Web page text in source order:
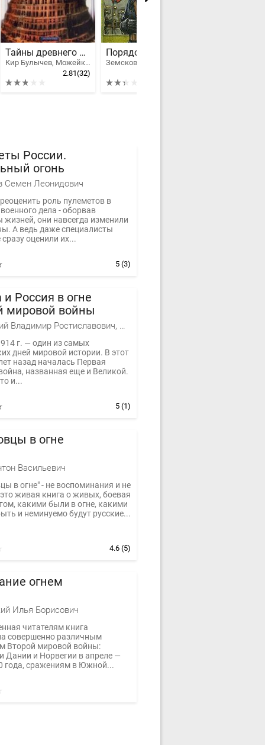
Тайны древнего мира
Кир Булычев, Можейко Игорь Всеволодович
2.81(32)
Земсков Андрей
России.
огонь
Семен Леонидович
роль пулеметов в
дела - оборвав
они навсегда изменили
А ведь даже специалисты
сразу оценили их...
5(3)
и Россия в огне
мировой войны
Мединский Владимир Ростиславович, Кудрина Юлия Викторовна, Н. И. Новиков, Смольянинов Михаил Митрофанович, Лавренов С. Я., Смирнов Владислав Павлович, А. И. Агеев, С. О. Буранок, Артамошин С. В., Буранок А. О., Глухерв Н. Н., Зотова А. В., Литвин А. В., Матвеева А. М., Медников И. Ю., Назария С. М., Полторак С. Н., Саксонов С. И., Селиверстов Д., Симиндей В. В., Суржик Д. В., Шевель А. А., Шкундин Г. Д.
г. — один из самых
дней мировой истории. В этот
назад началась Первая
названная еще и Великой.
и...
5(1)
в огне
Васильевич
в огне" - не воспоминания и не
живая книга о живых, боевая
какими были в огне, какими
и неминуемо будут русские...
4.6(5)
огнем
Илья Борисович
читателям книга
совершенно различным
Второй мировой войны:
Дании и Норвегии в апреле —
года, сражениям в Южной...